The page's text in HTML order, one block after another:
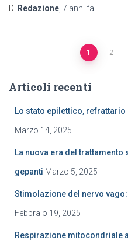
Di Redazione 7 anni fa
Navigazione
1 2
Articoli recenti
Lo stato epilettico,
Marzo 14, 2025
La nuova era del
gepanti Marzo 5, 2025
Stimolazione del nervo
Febbraio 19, 2025
Respirazione mitocondriale